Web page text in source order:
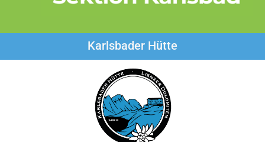
Karlsbader Hütte